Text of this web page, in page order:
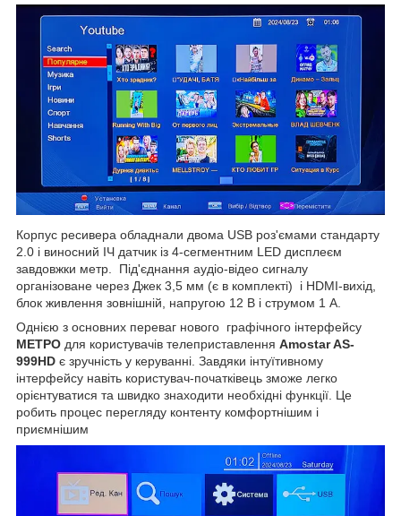
Корпус ресивера обладнали двома USB роз'ємами стандарту
2.0 і виносний ІЧ датчик із 4-сегментним LED дисплеєм
завдовжки метр. Під'єднання аудіо-відео сигналу
організоване через Джек 3,5 мм (є в комплекті) і HDMI-вихід,
блок живлення зовнішній, напругою 12 В і струмом 1 А.
Однією з основних переваг нового графічного інтерфейсу
МЕТРО для користувачів телеприставлення Amostar AS-
999HD є зручність у керуванні. Завдяки інтуїтивному
інтерфейсу навіть користувач-початківець зможе легко
орієнтуватися та швидко знаходити необхідні функції. Це
робить процес перегляду контенту комфортнішим і
приємнішим